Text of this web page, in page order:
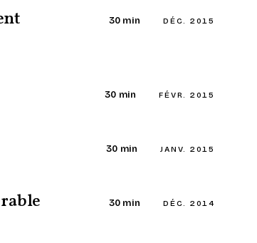
30 min DÉC. 2015
30 min FÉVR. 2015
30 min JANV. 2015
30 min DÉC. 2014